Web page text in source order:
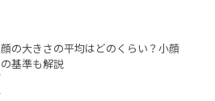
顔の大きさの平均はどのくらい？小顔
の基準も解説